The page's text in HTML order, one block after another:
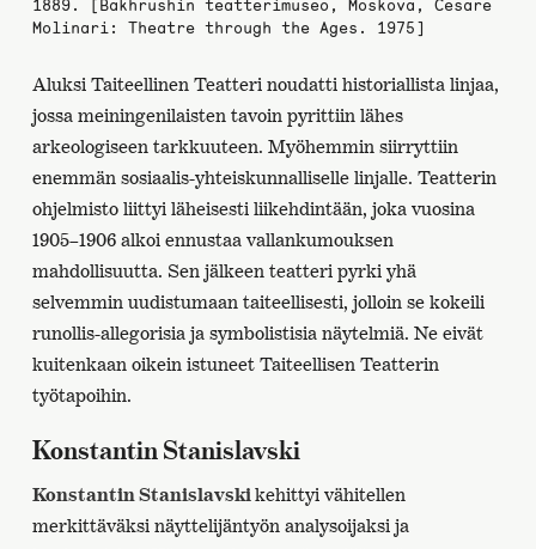
1889. [Bakhrushin teatterimuseo, Moskova, Cesare
Molinari: Theatre through the Ages. 1975]
Aluksi Taiteellinen Teatteri noudatti historiallista linjaa,
jossa meiningenilaisten tavoin pyrittiin lähes
arkeologiseen tarkkuuteen. Myöhemmin siirryttiin
enemmän sosiaalis-yhteiskunnalliselle linjalle. Teatterin
ohjelmisto liittyi läheisesti liikehdintään, joka vuosina
1905–1906 alkoi ennustaa vallankumouksen
mahdollisuutta. Sen jälkeen teatteri pyrki yhä
selvemmin uudistumaan taiteellisesti, jolloin se kokeili
runollis-allegorisia ja symbolistisia näytelmiä. Ne eivät
kuitenkaan oikein istuneet Taiteellisen Teatterin
työtapoihin.
Konstantin Stanislavski
Konstantin Stanislavski kehittyi vähitellen
merkittäväksi näyttelijäntyön analysoijaksi ja